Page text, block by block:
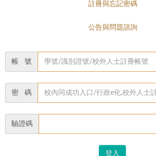
註冊與忘記密碼
公告與問題諮詢
帳 號
密 碼
驗證碼